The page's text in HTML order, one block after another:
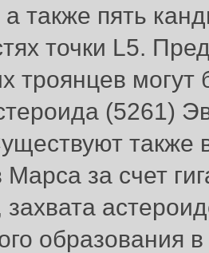
также пять
точки L5.
троянцев
(5261)
также
за счет
захвата
образования